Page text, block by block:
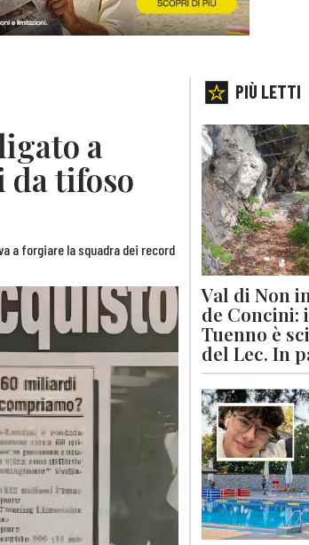
a
da tifoso
a forgiare la squadra dei record
PIÙ LETTI
Val di Non
de Concini:
Tuenno è
del Lec. In